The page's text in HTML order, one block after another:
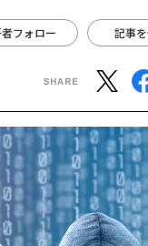
フォロー 記事